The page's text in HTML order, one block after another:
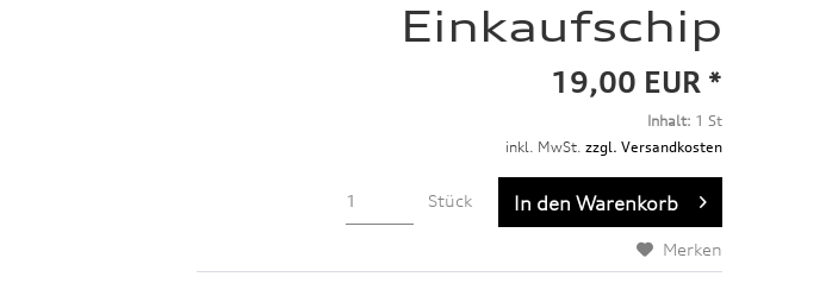
Einkaufschip
19,00 EUR *
Inhalt: 1 St
inkl. MwSt. zzgl. Versandkosten
Stück In den Warenkorb
Merken